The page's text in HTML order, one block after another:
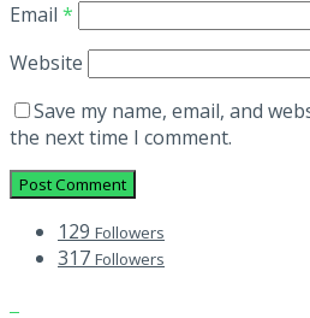
Email *
Website
Save my name, email, and
the next time I comment.
129 Followers
317 Followers